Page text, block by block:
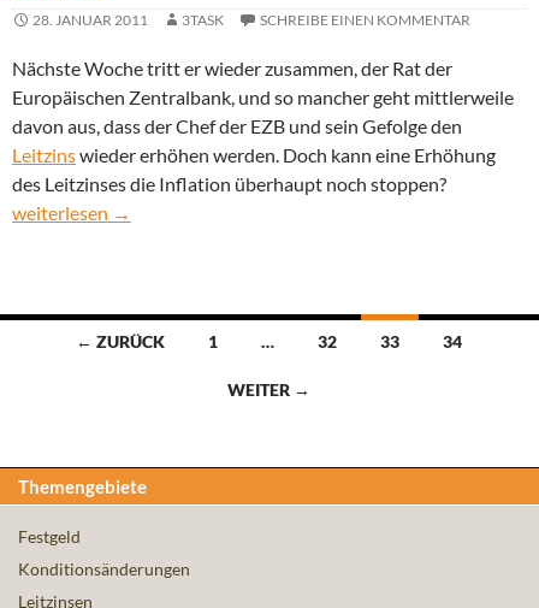
28. JANUAR 2011 3TASK SCHREIBE EINEN KOMMENTAR
Nächste Woche tritt er wieder zusammen, der Rat der
Europäischen Zentralbank, und so mancher geht mittlerweile
davon aus, dass der Chef der EZB und sein Gefolge den
Leitzinswieder erhöhen werden. Doch kann eine Erhöhung
des Leitzinses die Inflation überhaupt noch stoppen?
Kann eine Erhöhung des Leitzinses die Inflation stoppen?
weiterlesen →
Beitragsnavigation
← ZURÜCK 1 … 32 33 34
WEITER →
Themengebiete
Festgeld
Konditionsänderungen
Leitzinsen